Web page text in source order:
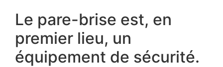
Le pare-brise est, en
premier lieu, un
équipement de sécurité.